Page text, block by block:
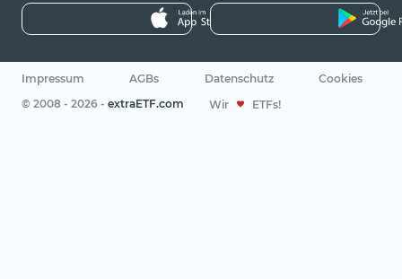
Impressum AGBs Datenschutz
Cookies
© 2008 - 2026 - extraETF.com Wir ETFs!